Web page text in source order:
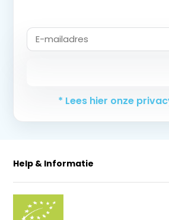
* Lees hier onze
Help & Informatie